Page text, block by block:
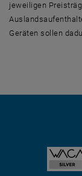
jeweiligen
Geräten sollen